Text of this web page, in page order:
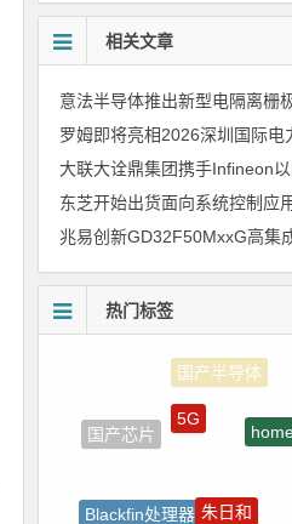
相关文章
热门标签
国产芯片